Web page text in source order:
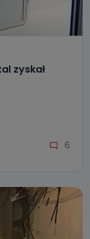
zyskał
6